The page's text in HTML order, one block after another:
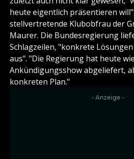
heute eigentlich präsentieren
stellvertretende Klubobfrau der
Maurer. Die Bundesregierung
Schlagzeilen, "konkrete
aus". "Die Regierung hat heute
Ankündigungsshow abgeliefert,
konkreten Plan."
- Anzeige -